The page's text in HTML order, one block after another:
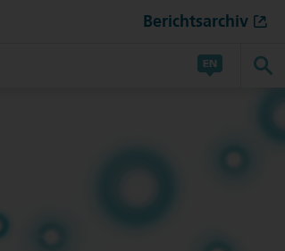
Berichtsarchiv